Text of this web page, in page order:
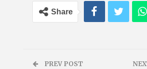
Share
PREV POST